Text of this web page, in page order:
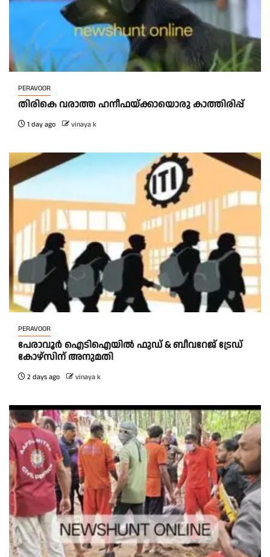
PERAVOOR
തിരികെ വരാത്ത ഹനീഫയ്ക്കായൊരു കാത്തിരിപ്പ്
1 day ago vinaya k
PERAVOOR
പേരാവൂർ ഐടിഐയിൽ ഫുഡ് & ബീവറേജ് ട്രേഡ്
കോഴ്സിന് അനുമതി
2 days ago vinaya k